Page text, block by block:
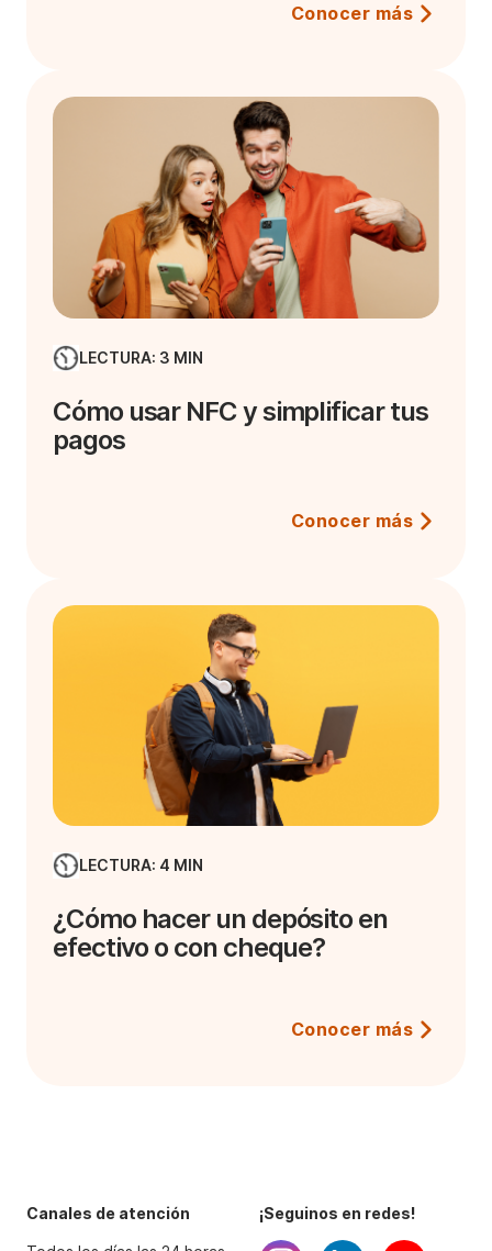
Conocer más
LECTURA: 3 MIN
Cómo usar NFC y simplificar tus
pagos
Conocer más
LECTURA: 4 MIN
¿Cómo hacer un depósito en
efectivo o con cheque?
Conocer más
¡Seguinos en redes!
Canales de atención